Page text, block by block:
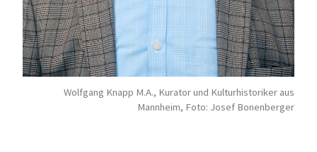
Wolfgang Knapp M.A., Kurator und Kulturhistoriker aus
Mannheim, Foto: Josef Bonenberger